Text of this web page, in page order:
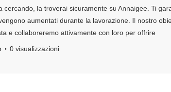
la troverai sicuramente su Annaigee. Ti
aumentati durante la lavorazione. Il nostro
e collaboreremo attivamente con loro per offrire
0 visualizzazioni